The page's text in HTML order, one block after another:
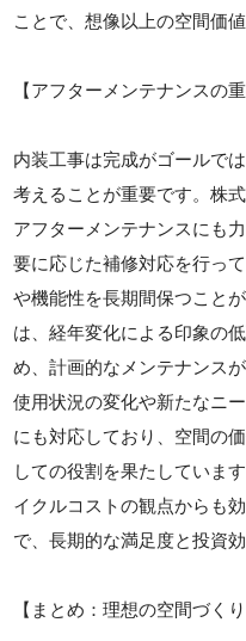
ことで、想像以上の空間価
【アフターメンテナンスの
内装工事は完成がゴールで
考えることが重要です。株
アフターメンテナンスにも
要に応じた補修対応を行っ
や機能性を長期間保つこと
は、経年変化による印象の
め、計画的なメンテナンス
使用状況の変化や新たなニ
にも対応しており、空間の
しての役割を果たしていま
イクルコストの観点からも
で、長期的な満足度と投資
【まとめ：理想の空間づく